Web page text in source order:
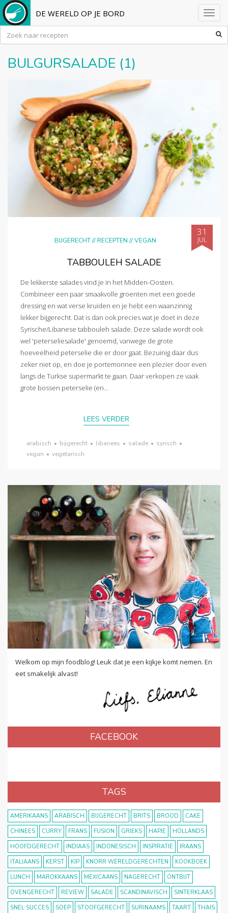
DE WERELD OP JE BORD
BULGURSALADE (1)
BIJGERECHT//RECEPTEN //VEGAN
31
JUL
TABBOULEH SALADE
De lekkerste salades vind je in het Midden-Oosten.
Combineer een paar smaakvolle groenten met een goede
dressing en wat verse kruiden en je hebt een waanzinnig
lekker bijgerecht. Dat is dan ook precies wat je doet in deze
Syrische/Libanese tabbouleh salade. Deze salade wordt ook
wel 'peterseliesalade' genoemd, vanwege de grote
hoeveelheid peterselie die er door gaat. Bezuinig daar dus
zeker niet op, en doe je portemonnee een plezier door even
langs de Turkse supermarkt te gaan. Daar verkopen ze vaak
grote bossen peterselie (en...
LEES VERDER
arabisch • bijgerecht • libanees • salade • syrisch •
vegan • vegetarisch
Welkom op mijn foodblog! Leuk dat je een kijkje komt nemen. En
eet smakelijk alvast!
FACEBOOK
TAGS
AMERIKAANS ARABISCH BIJGERECHT BRITS BROOD
CAKE
CHINEES
CURRY FRANS FUSION GRIEKS HAPJE
HOLLANDS
HOOFDGERECHT
INDIAAS INDONESISCH INSPIRATIE
IRAANS
ITALIAANS
KERST KIP KNORR WERELDGERECHTEN
KOOKBOEK
LUNCH
MAROKKAANS MEXICAANS NAGERECHT
ONTBIJT
OVENGERECHT
REVIEW SALADE SCANDINAVISCH
SINTERKLAAS
SNEL SUCCES
SOEP STOOFGERECHT SURINAAMS TAART THAIS